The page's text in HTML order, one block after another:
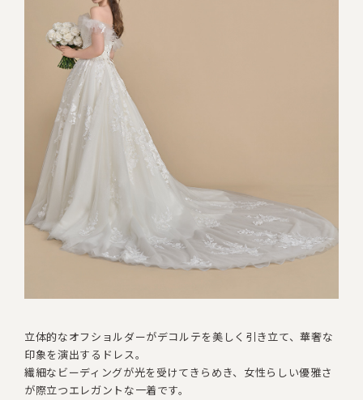
立体的なオフショルダーがデコルテを美しく引き立て、華奢な
印象を演出するドレス。
繊細なビーディングが光を受けてきらめき、 女性らしい優雅さ
が際立つエレガントな一着です。